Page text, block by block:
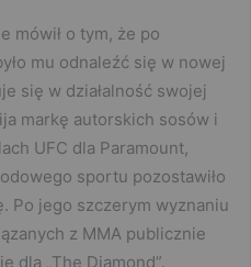
mówił o tym, że po
mu odnaleźć się w nowej
się w działalność swojej
markę autorskich sosów i
UFC dla Paramount,
sportu pozostawiło
Po jego szczerym wyznaniu
z MMA publicznie
dla „The Diamond”.